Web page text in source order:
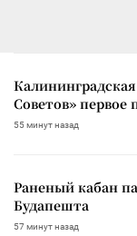
Советов» первое
55 минут назад
Раненый кабан
Будапешта
57 минут назад